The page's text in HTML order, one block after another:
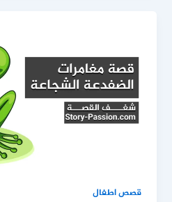
قصص اطفال